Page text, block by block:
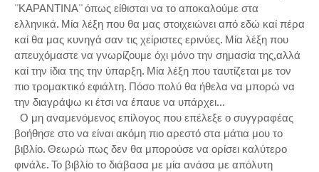
''ΚΑΡΑΝΤΙΝΑ'' όπως είθισται να το αποκαλούμε στα
ελληνικά. Μία λέξη που θα μας στοιχειώνει από εδώ καί πέρα
καί θα μας κυνηγά σαν τις χείριστες ερινύες. Μία λέξη που
απευχόμαστε να γνωρίζουμε όχι μόνο την σημασία της,αλλά
καί την ίδια της την ύπαρξη. Μία λέξη που ταυτίζεται με τον
πιο τρομακτικό εφιάλτη. Πόσο πολύ θα ήθελα να μπορώ να
την διαγράψω κι έτσι να έπαυε να υπάρχει...
Ο μη αναμενόμενος επίλογος που επέλεξε ο συγγραφέας
βοήθησε στο να είναι ακόμη πιο αρεστό στα μάτια μου το
βιβλίο. Θεωρώ πως δεν θα μπορούσε να ορίσει καλύτερο
φινάλε. Το βιβλίο το διάβασα με μία ανάσα με απόλυτη